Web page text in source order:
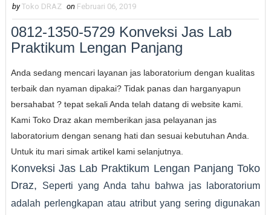
by Toko DRAZ on Februari 06, 2019
0812-1350-5729 Konveksi Jas Lab
Praktikum Lengan Panjang
Anda sedang mencari layanan jas laboratorium dengan kualitas
terbaik dan nyaman dipakai? Tidak panas dan harganyapun
bersahabat ? tepat sekali Anda telah datang di website kami.
Kami Toko Draz akan memberikan jasa pelayanan jas
laboratorium dengan senang hati dan sesuai kebutuhan Anda.
Untuk itu mari simak artikel kami selanjutnya.
Konveksi Jas Lab Praktikum Lengan Panjang Toko
Draz,
Seperti yang Anda tahu bahwa jas laboratorium
adalah perlengkapan atau atribut yang sering digunakan